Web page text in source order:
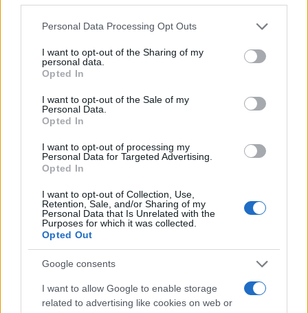
Please note that this website/app uses one or more Google
not limited to your visit or usage behaviour. You may click to
grant or deny consent to Google and its third-party tags to
use your data for below specified purposes in below Google
consent section.
Personal Data Processing Opt Outs
I want to opt-out of the Sharing of my
personal data.
Opted In
I want to opt-out of the Sale of my
Personal Data.
Opted In
I want to opt-out of processing my
Personal Data for Targeted Advertising.
Opted In
I want to opt-out of Collection, Use,
Retention, Sale, and/or Sharing of my
Personal Data that Is Unrelated with the
Purposes for which it was collected.
Opted Out
Google consents
I want to allow Google to enable storage
related to advertising like cookies on web or
Mohácsra és Komlóra érkezik az 1100 éve
Európában, 20 éve az Unióban kulturális
programsorozat
kulturális programsorozat soron következő állomásai. A
kultúrstratégiai intézmények kiemelt programjain az
érdeklődők a III. Nemzetiségi Vásárhoz és a Komlói
Bányásznapokhoz csatlakozva vehetnek részt augusztus
MI, MAGYAROK
Szolnok az 1100 éve Európában, 20 éve az
Unióban kulturális programsorozat
harmadik állomása
Közép-Európa vasúti közlekedésének fontos